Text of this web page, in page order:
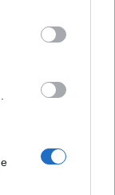
below Google